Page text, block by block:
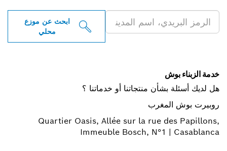
ابحث عن موزع
محلي
خدمة الزبناء بوش
هل لديك أسئلة بشأن منتجاتنا أو خدماتنا ؟
روبيرت بوش المغرب
Quartier Oasis, Allée sur la rue des Papillons,
Immeuble Bosch, N°1 | Casablanca